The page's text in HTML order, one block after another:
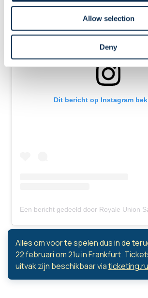
Allow selection
Deny
Dit bericht op Instagram
Alles om voor te spelen dus in de
22 februari om 21u in Frankfurt.
uitvak zijn beschikbaar via